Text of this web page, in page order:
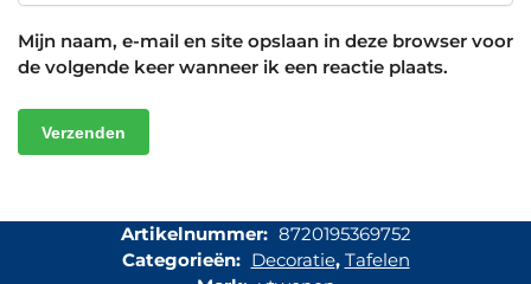
Mijn naam, e-mail en site opslaan in deze browser voor
de volgende keer wanneer ik een reactie plaats.
Artikelnummer: 8720195369752
Categorieën: Decoratie, Tafelen